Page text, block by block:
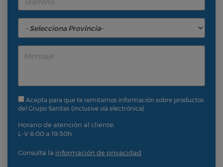
Acepta para que te remitamos información sobre productos
del Grupo Sanitas (inclusive vía electrónica).
Horario de atención al cliente:
L-V 8:00 a 19:30h
Consulta la información de privacidad